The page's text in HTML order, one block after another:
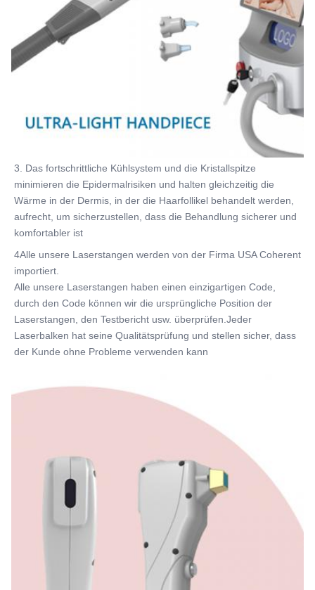
3. Das fortschrittliche Kühlsystem und die Kristallspitze
minimieren die Epidermalrisiken und halten gleichzeitig die
Wärme in der Dermis, in der die Haarfollikel behandelt werden,
aufrecht, um sicherzustellen, dass die Behandlung sicherer und
komfortabler ist
4Alle unsere Laserstangen werden von der Firma USA Coherent
importiert.
Alle unsere Laserstangen haben einen einzigartigen Code,
durch den Code können wir die ursprüngliche Position der
Laserstangen, den Testbericht usw. überprüfen.Jeder
Laserbalken hat seine Qualitätsprüfung und stellen sicher, dass
der Kunde ohne Probleme verwenden kann